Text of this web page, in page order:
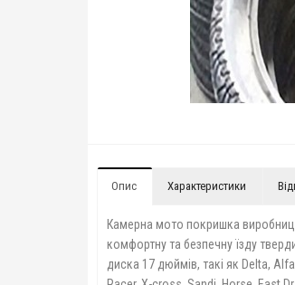
Опис Характеристики
Камерна мото покришка